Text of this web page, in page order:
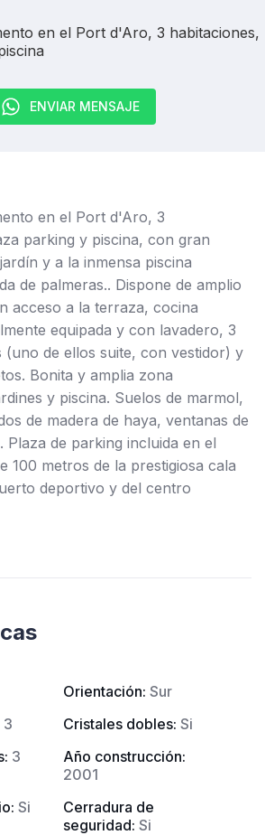
en el Port d'Aro, 3 habitaciones,
ENVIAR MENSAJE
en el Port d'Aro, 3
parking y piscina, con gran
y a la inmensa piscina
de palmeras.. Dispone de amplio
acceso a la terraza, cocina
equipada y con lavadero, 3
(uno de ellos suite, con vestidor) y
Bonita y amplia zona
y piscina. Suelos de marmol,
de madera de haya, ventanas de
Plaza de parking incluida en el
100 metros de la prestigiosa cala
deportivo y del centro
Orientación: Sur
3 Cristales dobles: Si
: 3 Año construcción:
2001
: Si
Cerradura de
seguridad: Si